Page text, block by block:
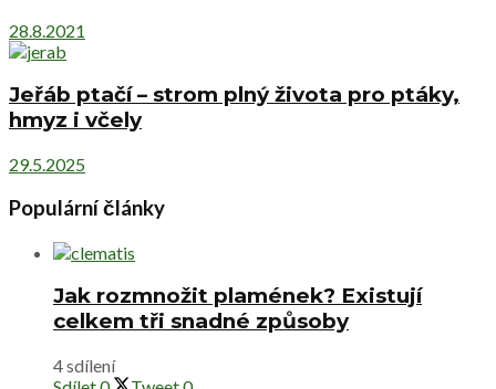
28.8.2021
Jeřáb ptačí – strom plný života pro ptáky,
hmyz i včely
29.5.2025
Populární články
Jak rozmnožit plamének? Existují
celkem tři snadné způsoby
4 sdílení